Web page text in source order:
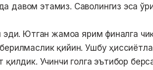
давом этамиз. Саволингиз эса
эди. Ютган жамоа ярим финалга
қийин. Ушбу
қилдик. Учинчи голга эътибор